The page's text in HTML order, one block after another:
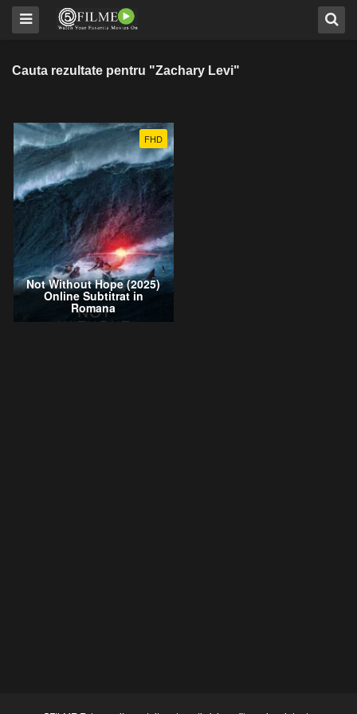
Cauta rezultate pentru "Zachary Levi"
FHD
Not Without Hope (2025)
Online Subtitrat in
Romana